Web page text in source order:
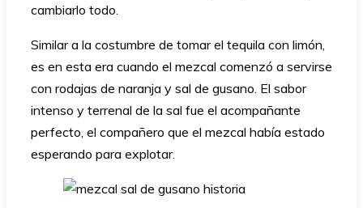
cambiarlo todo.
Similar a la costumbre de tomar el tequila con limón,
es en esta era cuando el mezcal comenzó a servirse
con rodajas de naranja y sal de gusano. El sabor
intenso y terrenal de la sal fue el acompañante
perfecto, el compañero que el mezcal había estado
esperando para explotar.